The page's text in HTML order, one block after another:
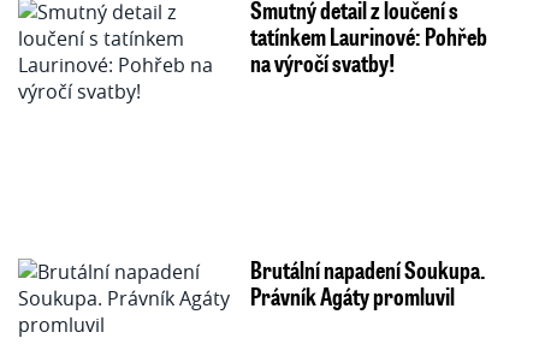
Smutný detail z loučení s
tatínkem Laurinové: Pohřeb
na výročí svatby!
Brutální napadení Soukupa.
Právník Agáty promluvil